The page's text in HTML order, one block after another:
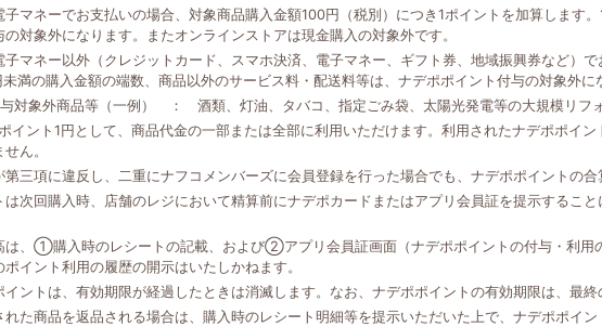
マネーでお支払いの場合、対象商品購入金額100円（税別）につき1ポイントを加算します
対象外になります。またオンラインストアは現金購入の対象外です。
子マネー以外（クレジットカード、スマホ決済、電子マネー、ギフト券、地域振興券など）
満の購入金額の端数、商品以外のサービス料・配送料等は、ナデポポイント付与の対象外に
対象外商品等（一例） ： 酒類、灯油、タバコ、指定ごみ袋、太陽光発電等の大規模リフ
イント1円として、商品代金の一部または全部に利用いただけます。利用されたナデポポイ
ん。
三項に違反し、二重にナフコメンバーズに会員登録を行った場合でも、ナデポポイントの合
は次回購入時、店舗のレジにおいて精算前にナデポカードまたはアプリ会員証を提示するこ
は、①購入時のレシートの記載、および②アプリ会員証画面（ナデポポイントの付与・利
イント利用の履歴の開示はいたしかねます。
ントは、有効期限が経過したときは消滅します。なお、ナデポポイントの有効期限は、最
た商品を返品される場合は、購入時のレシート明細等を提示いただいた上で、ナデポポイン